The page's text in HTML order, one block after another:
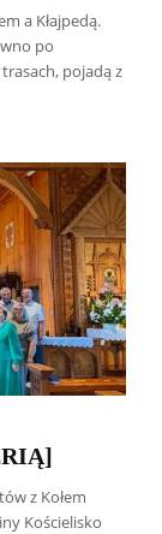
a Kłajpedą.
po
pojadą z
z Kołem
Kościelisko